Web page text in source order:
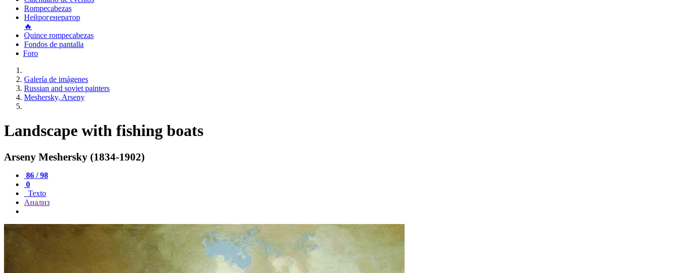
Rompecabezas
Нейрогенератор
🔥
Quince rompecabezas
Fondos de pantalla
Foro
Galería de imágenes
Russian and soviet painters
Meshersky, Arseny
Landscape with fishing boats
Arseny Meshersky (1834-1902)
86 / 98
0
Texto
Анализ